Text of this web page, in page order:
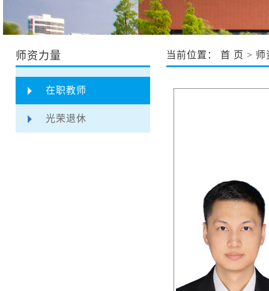
师资力量
在职教师
光荣退休
当前位置： 首 页 > 师